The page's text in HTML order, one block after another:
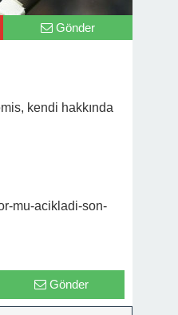
Gönder
kendi hakkında
mu-acikladi-son-
Gönder